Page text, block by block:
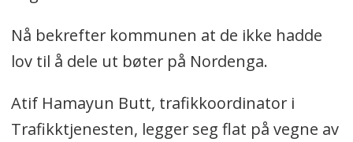
Nå bekrefter kommunen at de ikke hadde
lov til å dele ut bøter på Nordenga.
Atif Hamayun Butt, trafikkoordinator i
Trafikktjenesten, legger seg flat på vegne av